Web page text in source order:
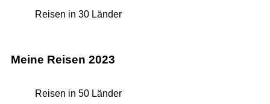
Reisen in 30 Länder
Meine Reisen 2023
Reisen in 50 Länder